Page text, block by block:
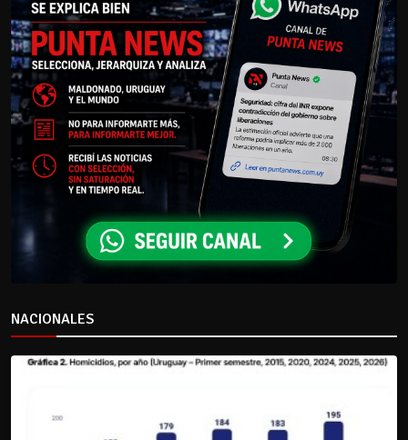
NACIONALES